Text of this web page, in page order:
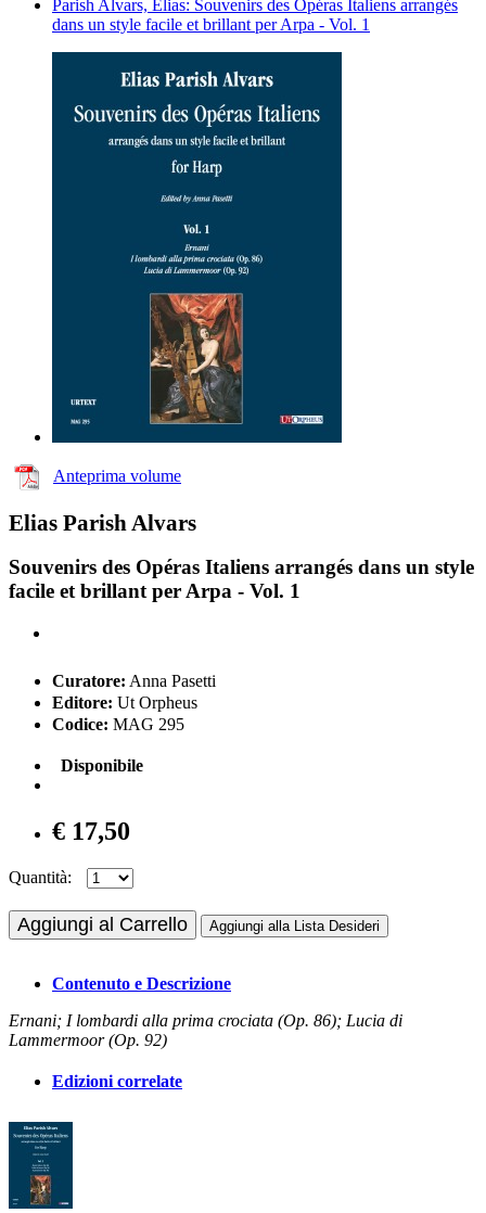
Parish Alvars, Elias: Souvenirs des Opéras Italiens arrangés
dans un style facile et brillant per Arpa - Vol. 1
Anteprima volume
Elias Parish Alvars
Souvenirs des Opéras Italiens arrangés dans un style
facile et brillant per Arpa - Vol. 1
Curatore: Anna Pasetti
Editore: Ut Orpheus
Codice: MAG 295
Disponibile
€ 17,50
Quantità:
Aggiungi al Carrello Aggiungi alla Lista Desideri
Contenuto e Descrizione
Ernani; I lombardi alla prima crociata (Op. 86); Lucia di
Lammermoor (Op. 92)
Edizioni correlate